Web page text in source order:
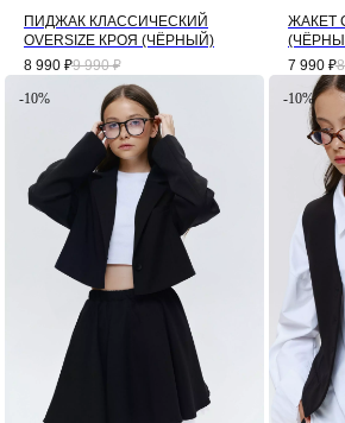
ПИДЖАК КЛАССИЧЕСКИЙ
OVERSIZE КРОЯ (ЧЁРНЫЙ)
8 990 ₽9 990 ₽
ЖАКЕТ
7 990 ₽
-10%
-10%